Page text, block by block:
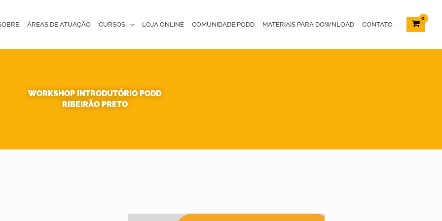
ÁREAS DE ATUAÇÃO CURSOS LOJA ONLINE COMUNIDADE PODD MATERIAIS PARA DOWNLOAD CONTATO
WORKSHOP INTRODUTÓRIO PODD
RIBEIRÃO PRETO